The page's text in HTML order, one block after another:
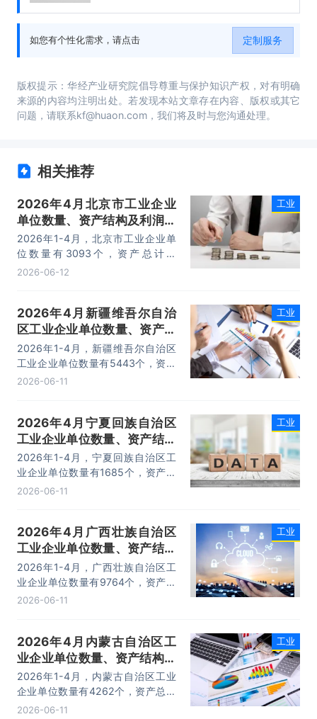
如您有个性化需求，请点击
定制服务
版权提示：华经产业研究院倡导尊重与保护知识产权，对有明确
来源的内容均注明出处。若发现本站文章存在内容、版权或其它
问题，请联系kf@huaon.com，我们将及时与您沟通处理。
相关推荐
2026年4月北京市工业企业
单位数量、资产结构及利润统
计分析
2026年1-4月，北京市工业企业单
位数量有3093个，资产总计为
82103.1亿元，负债合计为37511.6
2026-06-12
工业
2026年4月新疆维吾尔自治
区工业企业单位数量、资产结
构及利润统计分析
2026年1-4月，新疆维吾尔自治区
工业企业单位数量有5443个，资产
总计为43183.1亿元，负债合计为
元。
2026-06-11
工业
2026年4月宁夏回族自治区
工业企业单位数量、资产结构
及利润统计分析
2026年1-4月，宁夏回族自治区工
业企业单位数量有1685个，资产总
计为15867.4亿元，负债合计为
2026-06-11
工业
2026年4月广西壮族自治区
工业企业单位数量、资产结构
及利润统计分析
2026年1-4月，广西壮族自治区工
业企业单位数量有9764个，资产总
计为34650.3亿元，负债合计为
元。
2026-06-11
工业
2026年4月内蒙古自治区工
业企业单位数量、资产结构及
利润统计分析
2026年1-4月，内蒙古自治区工业
企业单位数量有4262个，资产总计
为56711.9亿元，负债合计为
2026-06-11
工业